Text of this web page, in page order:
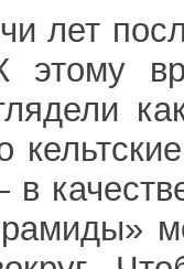
лет
этому